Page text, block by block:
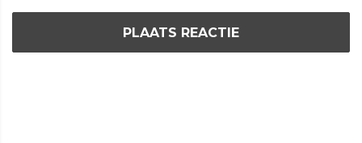
PLAATS REACTIE